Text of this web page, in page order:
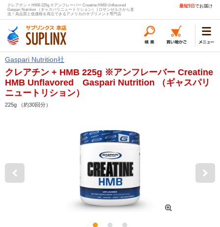
クレアチン + HMB 225g ※アンフレーバー Creatine HMB Unflavored
Gaspari Nutrition （ギャスパリニュートリション） | ロサンゼルスから直
送！高品質と低価格を両立できるアメリカのサプリメント専門店
最短5日 でお届け
Gaspari Nutrition社
クレアチン + HMB 225g ※アンフレーバー Creatine
HMB Unflavored Gaspari Nutrition （ギャスパリ
ニュートリション）
225g （約30回分）